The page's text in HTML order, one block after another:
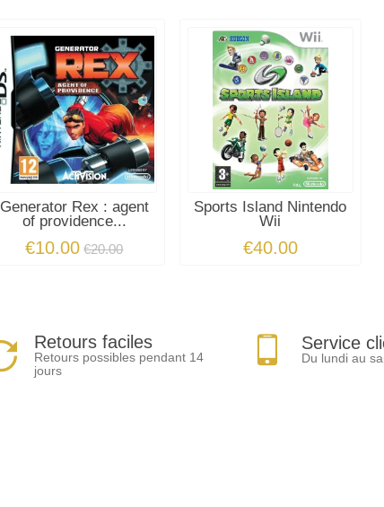
Generator Rex : agent
of providence...
€10.00 €20.00
Sports Island Nintendo
Wii
€40.00
Retours faciles
Retours possibles pendant 14
jours
Service
Du lundi au